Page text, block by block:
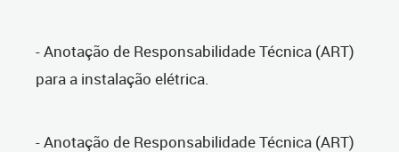
- Anotação de Responsabilidade Técnica (ART)
para a instalação elétrica.
- Anotação de Responsabilidade Técnica (ART)